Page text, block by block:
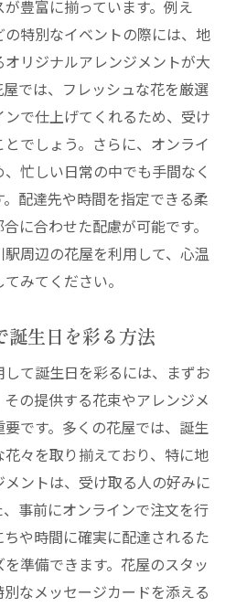
豊富に揃っています。例え
特別なイベントの際には、地
リジナルアレンジメントが大
では、フレッシュな花を厳選
で仕上げてくれるため、受け
でしょう。さらに、オンライ
忙しい日常の中でも手間なく
配達先や時間を指定できる柔
に合わせた配慮が可能です。
周辺の花屋を利用して、心温
みてください。
誕生日を彩る方法
て誕生日を彩るには、まずお
の提供する花束やアレンジメ
です。多くの花屋では、誕生
々を取り揃えており、特に地
ントは、受け取る人の好みに
事前にオンラインで注文を行
や時間に確実に配達されるた
準備できます。花屋のスタッ
なメッセージカードを添える